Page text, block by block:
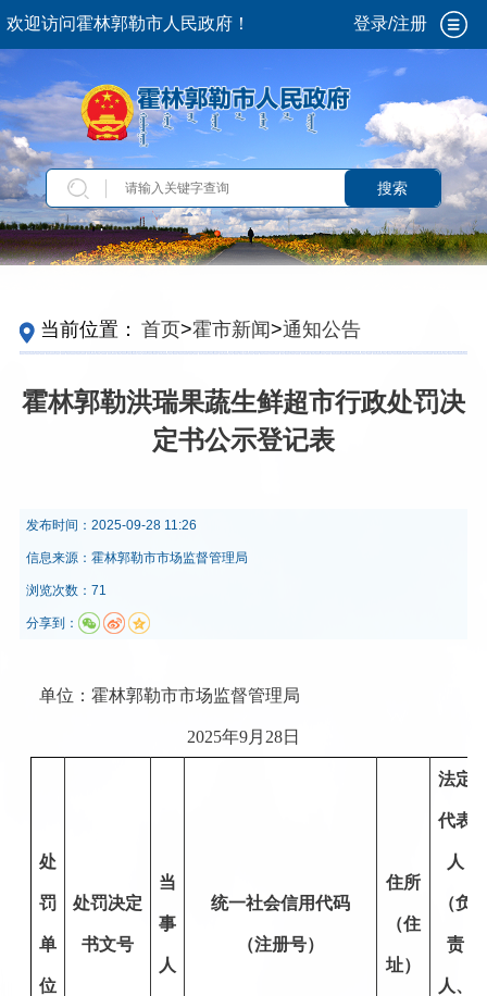
欢迎访问霍林郭勒市人民政府！ 登录/注册
搜索
当前位置： 首页>霍市新闻>通知公告
霍林郭勒洪瑞果蔬生鲜超市行政处罚决
定书公示登记表
发布时间： 2025-09-28 11:26
信息来源： 霍林郭勒市市场监督管理局
浏览次数：71
分享到：
单位：霍林郭勒市市场监督管理局
2025年9月28日
处
罚
单
位
处罚决定
书文号
当
事
人
统一社会信用代码
（注册号）
住所
（住
址）
法定
代表
人
（负
责
人、